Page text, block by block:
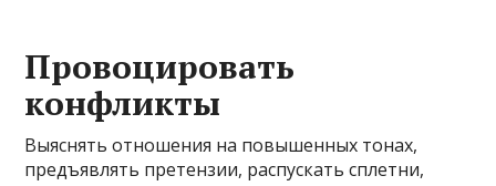
Провоцировать
конфликты
Выяснять отношения на повышенных тонах,
предъявлять претензии, распускать сплетни,